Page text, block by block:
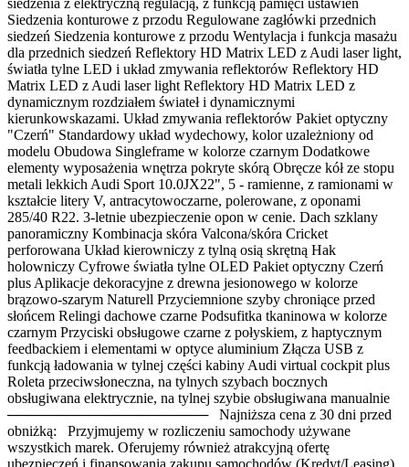
Siedzenia konturowe z przodu Regulowane zagłówki przednich
siedzeń Siedzenia konturowe z przodu Wentylacja i funkcja masażu
dla przednich siedzeń Reflektory HD Matrix LED z Audi laser light,
światła tylne LED i układ zmywania reflektorów Reflektory HD
Matrix LED z Audi laser light Reflektory HD Matrix LED z
dynamicznym rozdziałem świateł i dynamicznymi
kierunkowskazami. Układ zmywania reflektorów Pakiet optyczny
"Czerń" Standardowy układ wydechowy, kolor uzależniony od
modelu Obudowa Singleframe w kolorze czarnym Dodatkowe
elementy wyposażenia wnętrza pokryte skórą Obręcze kół ze stopu
metali lekkich Audi Sport 10.0JX22", 5 - ramienne, z ramionami w
kształcie litery V, antracytowoczarne, polerowane, z oponami
285/40 R22. 3-letnie ubezpieczenie opon w cenie. Dach szklany
panoramiczny Kombinacja skóra Valcona/skóra Cricket
perforowana Układ kierowniczy z tylną osią skrętną Hak
holowniczy Cyfrowe światła tylne OLED Pakiet optyczny Czerń
plus Aplikacje dekoracyjne z drewna jesionowego w kolorze
brązowo-szarym Naturell Przyciemnione szyby chroniące przed
słońcem Relingi dachowe czarne Podsufitka tkaninowa w kolorze
czarnym Przyciski obsługowe czarne z połyskiem, z haptycznym
feedbackiem i elementami w optyce aluminium Złącza USB z
funkcją ładowania w tylnej części kabiny Audi virtual cockpit plus
Roleta przeciwsłoneczna, na tylnych szybach bocznych
obsługiwana elektrycznie, na tylnej szybie obsługiwana manualnie
──────────────────── Najniższa cena z 30 dni przed
obniżką: Przyjmujemy w rozliczeniu samochody używane
wszystkich marek. Oferujemy również atrakcyjną ofertę
ubezpieczeń i finansowania zakupu samochodów (Kredyt/Leasing).